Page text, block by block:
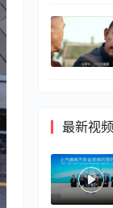
最新视频